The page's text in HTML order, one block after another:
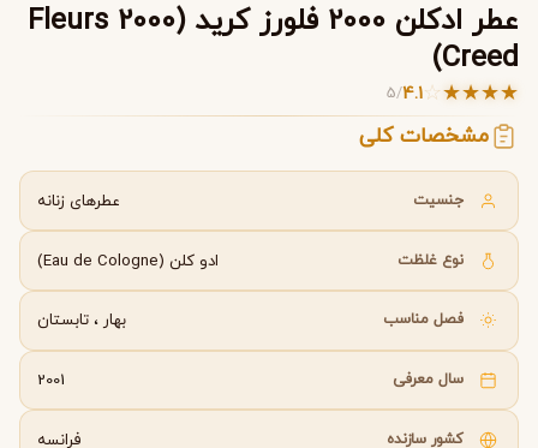
عطر ادکلن 2000 فلورز کرید (2000 Fleurs
Creed)
★
★
★
★
☆
4.1
/
5
مشخصات کلی
جنسیت عطرهای زنانه
نوع غلظت ادو کلن (Eau de Cologne)
فصل مناسب بهار ، تابستان
سال معرفی 2001
کشور سازنده فرانسه